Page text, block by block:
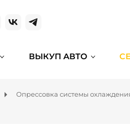
ВЫКУП АВТО
Опрессовка системы